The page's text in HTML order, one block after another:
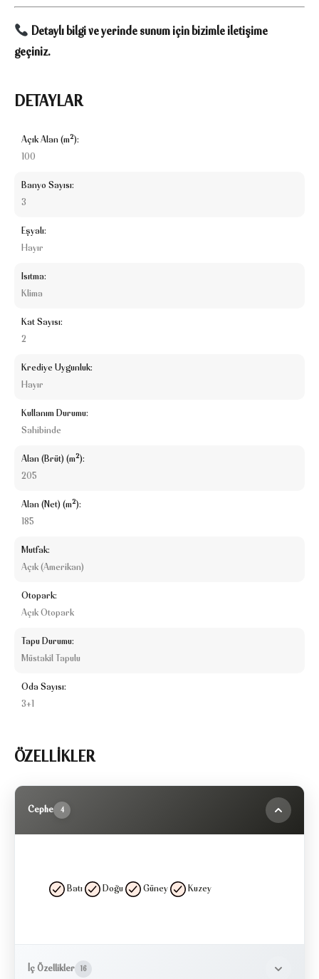
Detaylı bilgi ve yerinde sunum için bizimle iletişime
geçiniz.
DETAYLAR
Açık Alan (m²):
100
Banyo Sayısı:
3
Eşyalı:
Hayır
Isıtma:
Klima
Kat Sayısı:
2
Krediye Uygunluk:
Hayır
Kullanım Durumu:
Sahibinde
Alan (Brüt) (m²):
205
Alan (Net) (m²):
185
Mutfak:
Açık (Amerikan)
Otopark:
Açık Otopark
Tapu Durumu:
Müstakil Tapulu
Oda Sayısı:
3+1
ÖZELLİKLER
Cephe 4
Batı Doğu Güney Kuzey
İç Özellikler 16